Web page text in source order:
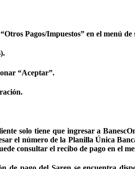
Pagos/Impuestos” en el menú de
“Aceptar”.
solo tiene que ingresar a
el número de la Planilla Única
consultar el recibo de pago en el